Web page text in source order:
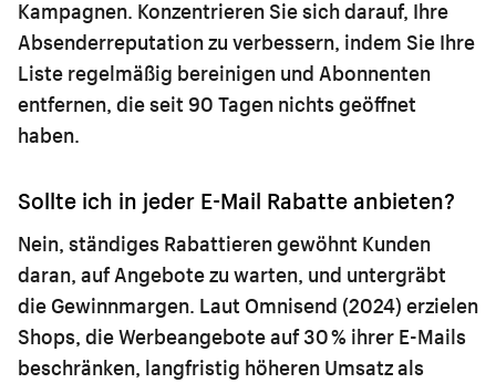
Kampagnen. Konzentrieren Sie sich darauf, Ihre
Absenderreputation zu verbessern, indem Sie Ihre
Liste regelmäßig bereinigen und Abonnenten
entfernen, die seit 90 Tagen nichts geöffnet
haben.
Sollte ich in jeder E-Mail Rabatte anbieten?
Nein, ständiges Rabattieren gewöhnt Kunden
daran, auf Angebote zu warten, und untergräbt
die Gewinnmargen. Laut Omnisend (2024) erzielen
Shops, die Werbeangebote auf 30 % ihrer E-Mails
beschränken, langfristig höheren Umsatz als